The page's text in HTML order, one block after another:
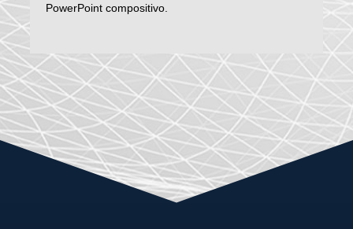
PowerPoint compositivo.